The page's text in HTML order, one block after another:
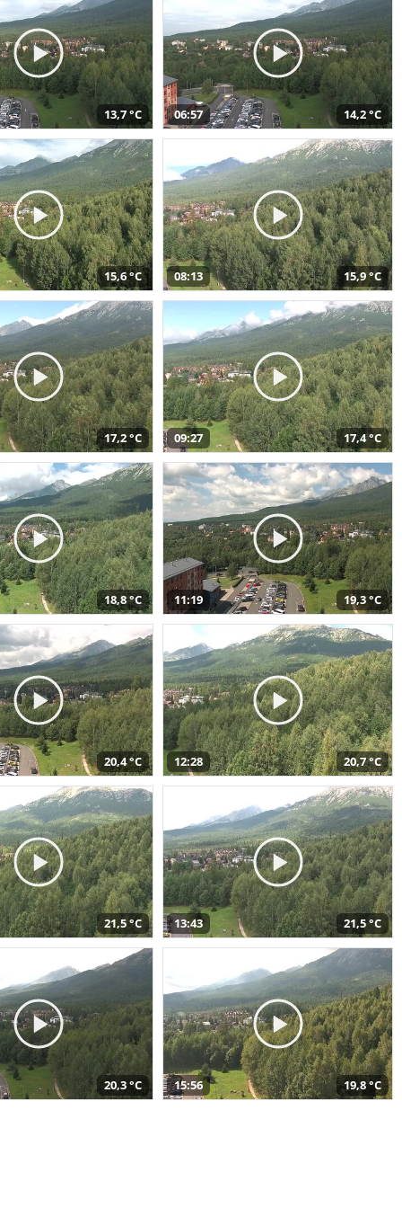
13,7 °C 06:57 14,2 °C
15,6 °C 08:13 15,9 °C
17,2 °C 09:27 17,4 °C
18,8 °C 11:19 19,3 °C
20,4 °C 12:28 20,7 °C
21,5 °C 13:43 21,5 °C
20,3 °C 15:56 19,8 °C